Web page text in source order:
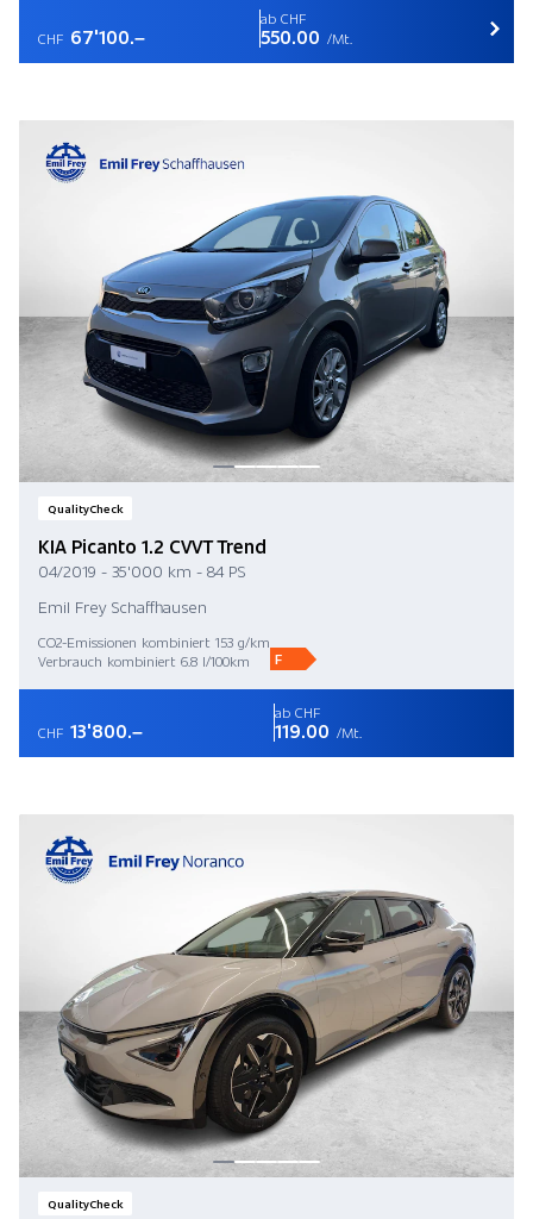
CHF 67'100.–
ab CHF
550.00 /Mt.
QualityCheck
KIA Picanto 1.2 CVVT Trend
04/2019 - 35'000 km - 84 PS
Emil Frey Schaffhausen
CO2-Emissionen kombiniert 153 g/km
Verbrauch kombiniert 6.8 l/100km
F
CHF 13'800.–
ab CHF
119.00 /Mt.
QualityCheck